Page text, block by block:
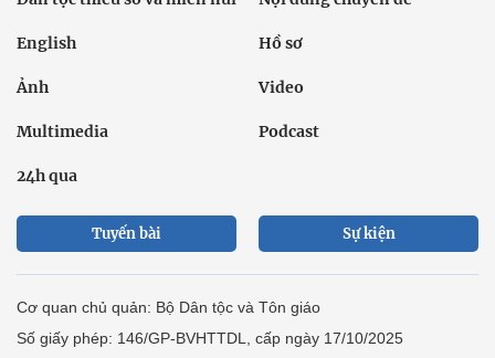
English Hồ sơ
Ảnh Video
Multimedia Podcast
24h qua
Tuyến bài Sự kiện
Cơ quan chủ quản: Bộ Dân tộc và Tôn giáo
Số giấy phép: 146/GP-BVHTTDL, cấp ngày 17/10/2025